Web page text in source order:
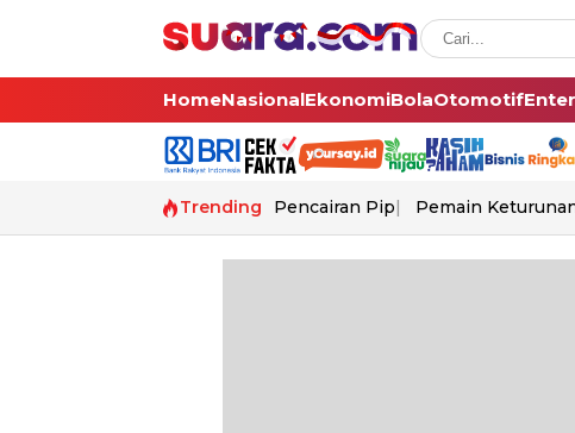
HomeNasionalEkonomiBolaOtomotif
Trending Pencairan Pip Pemain